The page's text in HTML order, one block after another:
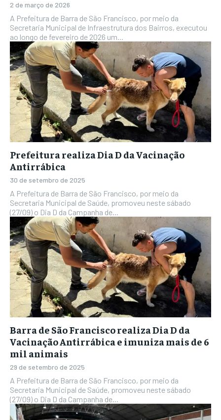
2 de março de 2026
A Prefeitura de Barra de São Francisco, por meio da
Secretaria Municipal de Infraestrutura dos Bairros, executou
ao longo de fevereiro de 2026 um...
Prefeitura realiza Dia D da Vacinação
Antirrábica
30 de setembro de 2025
A Prefeitura de Barra de São Francisco, por meio da
Secretaria Municipal de Saúde, promoveu neste sábado
(27/09) o Dia D da Campanha de...
Barra de São Francisco realiza Dia D da
Vacinação Antirrábica e imuniza mais de 6
mil animais
29 de setembro de 2025
A Prefeitura de Barra de São Francisco, por meio da
Secretaria Municipal de Saúde, promoveu neste sábado
(27/09) o Dia D da Campanha de...